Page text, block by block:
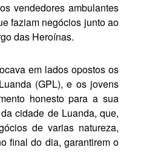
vende­dores ambulantes
faziam negó­cios junto ao
das Heroínas.
em lados opostos os
(GPL), e os jovens
honesto para a sua
cidade de Luanda, que,
de varias natureza,
final do dia, garantirem o